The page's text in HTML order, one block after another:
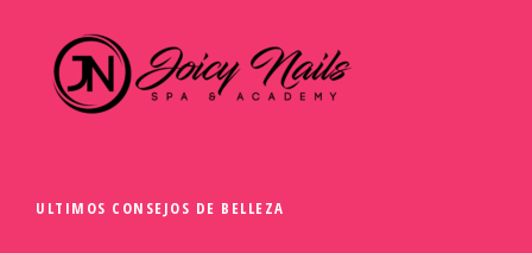
ULTIMOS CONSEJOS DE BELLEZA